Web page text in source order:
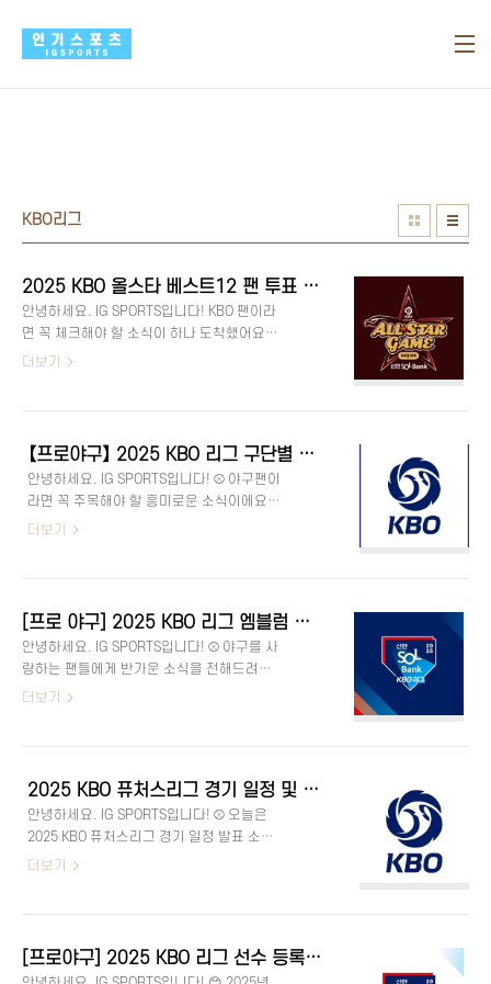
KBO리그
2025 KBO 올스타 베스트12 팬 투표 후보 발표 – 구단별 명단 총정리
안녕하세요. IG SPORTS입니다! KBO 팬이라
면 꼭 체크해야 할 소식이 하나 도착했어요.
바로 2025 신한 SOL뱅크 KBO 올스타전에
종 ‘베스트12’가 결정될 예정인데요. 지금부
터 구단별 후보 명단과 함께 투표 방법, 일정,
주요 포인트까지 정리해 드릴게요. 😊 ⚾ 올
스타 팬투표 방법✅ 투표 결과👉 자세히 보
기👉 자세히 보기투표 일정 및 방법📅항목내
6월 22일(일) 오후 2시투표 방법KBO 공식 홈
일 최대 3회(각 플랫폼별 1회씩)결과 발표
2025년 6월..
더보기
【프로야구】 2025 KBO 리그 구단별 평균 연봉 및 선수 연봉 순위 총정리! [김광현 30억·김도영 400% 인상 역대급 기록]
안녕하세요. IG SPORTS입니다! ⚾ 야구팬이
라면 꼭 주목해야 할 흥미로운 소식이에요.
2025년 KBO 리그 선수들의 평균 연봉이 역
2024년 평균 연봉💸 2026년 평균 연봉자세
히 보기자세히 보기 구단별 평균 연봉 비교
(2024 → 2025) 구단2024년 총액(만
원)2024년 평균연봉(만 원)2025년 총액(만
원)2025 평균연봉(만 원)인상률
삼성
23.9두산727,40013,988738,8..
더보기
[프로 야구] 2025 KBO 리그 엠블럼 리뉴얼! [JPG PNG AI 파일 로고 다운로드]
안녕하세요. IG SPORTS입니다! ⚾ 야구를 사
랑하는 팬들에게 반가운 소식을 전해드려요.
KBO 리그가 3년 만에 엠블럼을 리뉴얼하며
으로 강화하는 중요한 변화인데요. 어떤 점
이 달라졌는지 함께 살펴볼까요? 😊 🔥
2025 KBO 리그, 새로운 엠블럼 공개! 항목내
용🔹 변경 시점2025 시즌부터 적용🔹 변경
이유리그 브랜드 강화 및 역동성 강조🔹 디자
라이딩 장면 형상화🔹 주요 특징야구의 긴장
로운 엠블럼을 선보였어요! 이번 엠블럼은
KBO 리그의 공식 캐치프레이즈인 'SLI..
더보기
2025 KBO 퓨처스리그 경기 일정 및 주요 변경 사항 총정리 – 개막일, 경기 방식, 챔피언 결정전 신설
안녕하세요. IG SPORTS입니다! ⚾️ 오늘은
2025 KBO 퓨처스리그 경기 일정 발표 소식
을 전해드리려고 해요. 퓨처스리그는 1군 무
요! 😊 🔗 KBO 홈페이지📅 퓨처스 리그 전체
일정바로가기자세히 보기⚾ 경기 결과📈 팀
더보기
[프로야구] 2025 KBO 리그 선수 등록 현황 총정리 – 소속 선수 597명, 구단별 명단, 신인, 코칭스태프